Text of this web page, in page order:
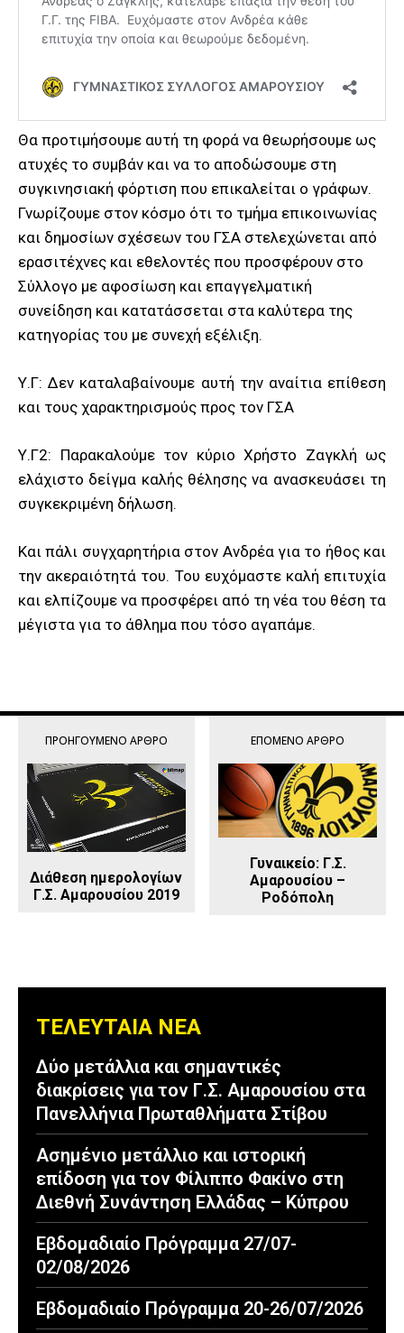
Θα προτιμήσουμε αυτή τη φορά να θεωρήσουμε ως
ατυχές το συμβάν και να το αποδώσουμε στη
συγκινησιακή φόρτιση που επικαλείται ο γράφων.
Γνωρίζουμε στον κόσμο ότι το τμήμα επικοινωνίας
και δημοσίων σχέσεων του ΓΣΑ στελεχώνεται από
ερασιτέχνες και εθελοντές που προσφέρουν στο
Σύλλογο με αφοσίωση και επαγγελματική
συνείδηση και κατατάσσεται στα καλύτερα της
κατηγορίας του με συνεχή εξέλιξη.
Υ.Γ: Δεν καταλαβαίνουμε αυτή την αναίτια επίθεση
και τους χαρακτηρισμούς προς τον ΓΣΑ
Υ.Γ2: Παρακαλούμε τον κύριο Xρήστο Ζαγκλή ως
ελάχιστο δείγμα καλής θέλησης να ανασκευάσει τη
συγκεκριμένη δήλωση.
Και πάλι συγχαρητήρια στον Ανδρέα για το ήθος και
την ακεραιότητά του. Του ευχόμαστε καλή επιτυχία
και ελπίζουμε να προσφέρει από τη νέα του θέση τα
μέγιστα για το άθλημα που τόσο αγαπάμε.
ΠΡΟΗΓΟΎΜΕΝΟ ΆΡΘΡΟ
Διάθεση ημερολογίων
Γ.Σ. Αμαρουσίου 2019
ΕΠΌΜΕΝΟ ΆΡΘΡΟ
Γυναικείο: Γ.Σ.
Αμαρουσίου –
Ροδόπολη
ΤΕΛΕΥΤΑΙΑ ΝΕΑ
Δύο μετάλλια και σημαντικές
διακρίσεις για τον Γ.Σ. Αμαρουσίου στα
Πανελλήνια Πρωταθλήματα Στίβου
Ασημένιο μετάλλιο και ιστορική
επίδοση για τον Φίλιππο Φακίνο στη
Διεθνή Συνάντηση Ελλάδας – Κύπρου
Εβδομαδιαίο Πρόγραμμα 27/07-
02/08/2026
Εβδομαδιαίο Πρόγραμμα 20-26/07/2026